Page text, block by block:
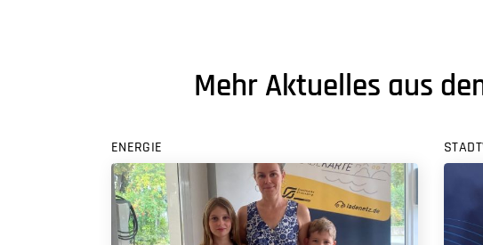
Mehr Aktuelles aus
ENERGIE